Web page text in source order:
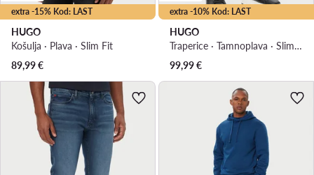
extra -15% Kod: LAST
HUGO
Košulja · Plava · Slim Fit
89,99€
extra -10% Kod: LAST
HUGO
Traperice · Tamnoplava · Slim Fit
99,99€